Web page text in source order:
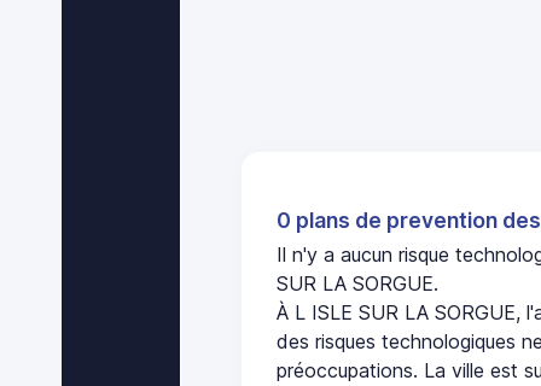
0 plans de prevention
Il n'y a aucun risque
SUR LA SORGUE.
À L ISLE SUR LA SORGUE,
des risques technologiques
préoccupations. La ville est